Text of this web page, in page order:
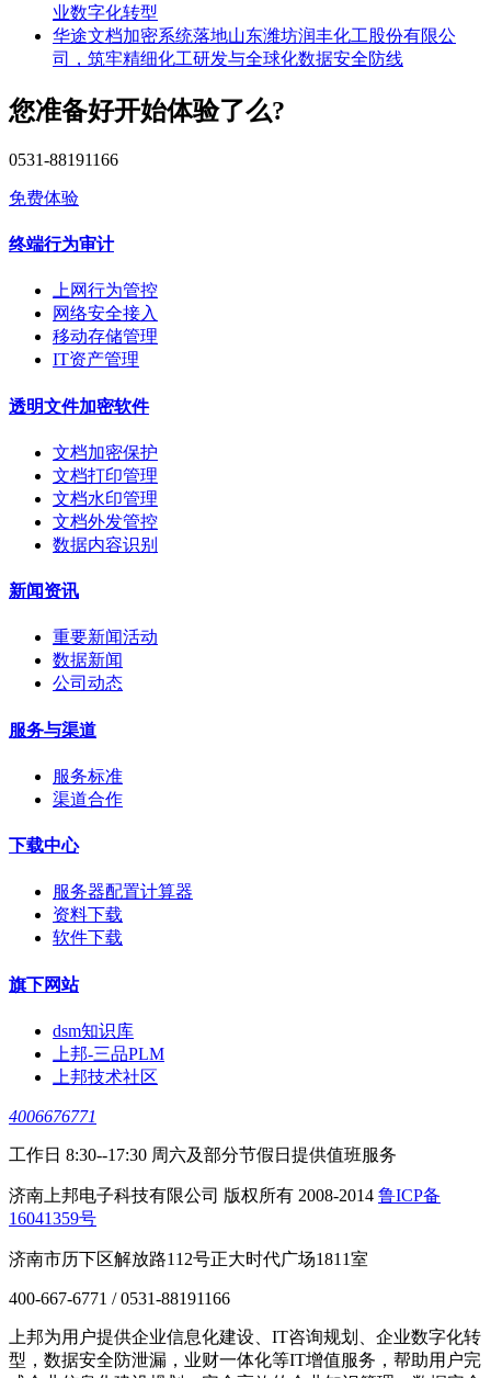
业数字化转型
华途文档加密系统落地山东潍坊润丰化工股份有限公
司，筑牢精细化工研发与全球化数据安全防线
您准备好开始体验了么?
0531-88191166
免费体验
终端行为审计
上网行为管控
网络安全接入
移动存储管理
IT资产管理
透明文件加密软件
文档加密保护
文档打印管理
文档水印管理
文档外发管控
数据内容识别
新闻资讯
重要新闻活动
数据新闻
公司动态
服务与渠道
服务标准
渠道合作
下载中心
服务器配置计算器
资料下载
软件下载
旗下网站
dsm知识库
上邦-三品PLM
上邦技术社区
4006676771
工作日 8:30--17:30 周六及部分节假日提供值班服务
济南上邦电子科技有限公司 版权所有 2008-2014 鲁ICP备
16041359号
济南市历下区解放路112号正大时代广场1811室
400-667-6771 / 0531-88191166
上邦为用户提供企业信息化建设、IT咨询规划、企业数字化转
型，数据安全防泄漏，业财一体化等IT增值服务，帮助用户完